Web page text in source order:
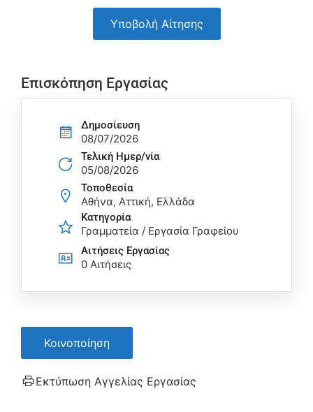
Υποβολή Αίτησης
Επισκόπηση Εργασίας
Δημοσίευση
08/07/2026
Τελική Ημερ/νία
05/08/2026
Τοποθεσία
Αθήνα, Αττική, Ελλάδα
Κατηγορία
Γραμματεία / Εργασία Γραφείου
Αιτήσεις Eργασίας
0 Αιτήσεις
Κοινοποίηση
Εκτύπωση Αγγελίας Εργασίας